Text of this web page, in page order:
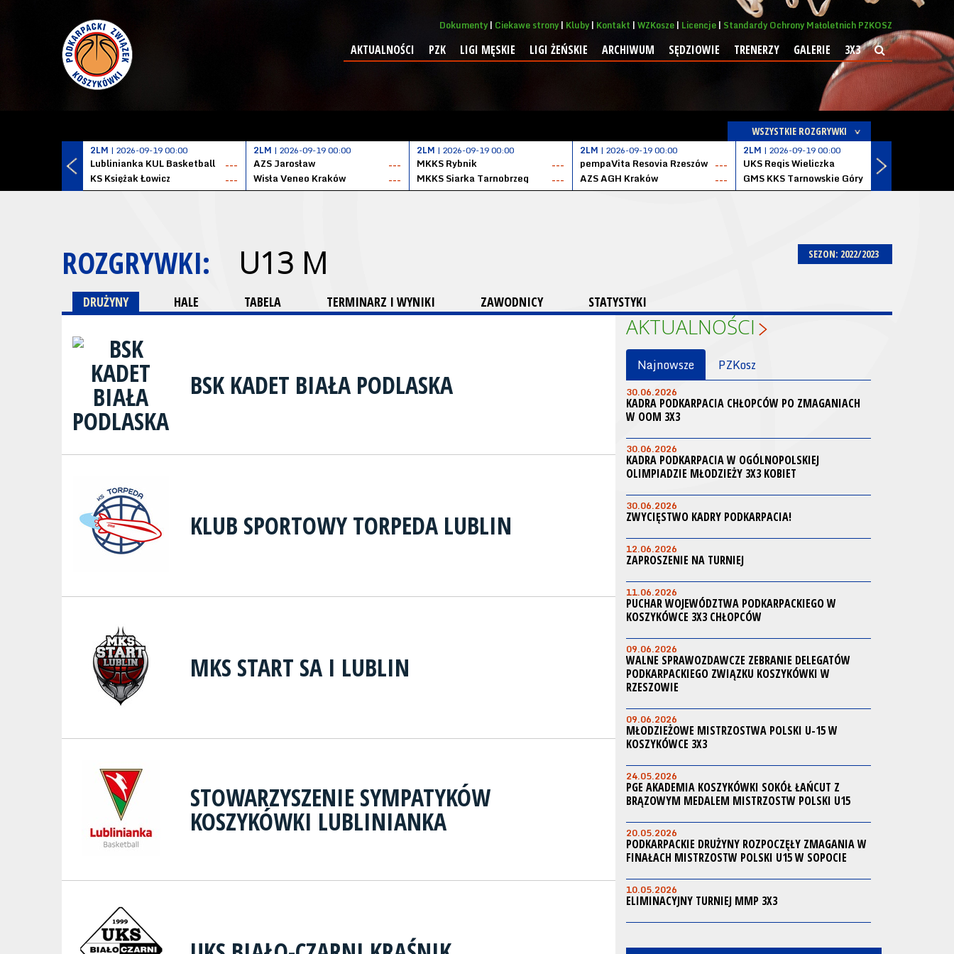
Dokumenty Ciekawe strony Kluby Kontakt WZKosze Licencje Standardy Ochrony Małoletnich PZKOSZ
AKTUALNOŚCI PZK LIGI MĘSKIE LIGI ŻEŃSKIE ARCHIWUM SĘDZIOWIE TRENERZY GALERIE 3X3
WSZYSTKIE ROZGRYWKI
2LM | 2026-09-19 00:00
Lublinianka KUL Basketball
---
KS Księżak Łowicz
---
2LM | 2026-09-19 00:00
AZS Jarosław
---
Wisła Veneo Kraków
---
2LM | 2026-09-19 00:00
MKKS Rybnik
---
MKKS Siarka Tarnobrzeg
---
2LM | 2026-09-19 00:00
pempaVita Resovia Rzeszów ---
AZS AGH Kraków
---
2LM | 2026-09-19 00:00
UKS Regis Wieliczka
---
GMS KKS Tarnowskie Góry
SEZON: 2022/2023
ROZGRYWKI: U13 M
DRUŻYNY HALE TABELA TERMINARZ I WYNIKI ZAWODNICY STATYSTYKI
BSK KADET BIAŁA PODLASKA
KLUB SPORTOWY TORPEDA LUBLIN
MKS START SA I LUBLIN
STOWARZYSZENIE SYMPATYKÓW
KOSZYKÓWKI LUBLINIANKA
AKTUALNOŚCI
Najnowsze PZKosz
30.06.2026
KADRA PODKARPACIA CHŁOPCÓW PO ZMAGANIACH
W OOM 3X3
30.06.2026
KADRA PODKARPACIA W OGÓLNOPOLSKIEJ
OLIMPIADZIE MŁODZIEŻY 3X3 KOBIET
30.06.2026
ZWYCIĘSTWO KADRY PODKARPACIA!
12.06.2026
ZAPROSZENIE NA TURNIEJ
11.06.2026
PUCHAR WOJEWÓDZTWA PODKARPACKIEGO W
KOSZYKÓWCE 3X3 CHŁOPCÓW
09.06.2026
WALNE SPRAWOZDAWCZE ZEBRANIE DELEGATÓW
PODKARPACKIEGO ZWIĄZKU KOSZYKÓWKI W
RZESZOWIE
09.06.2026
MŁODZIEŻOWE MISTRZOSTWA POLSKI U-15 W
KOSZYKÓWCE 3X3
24.05.2026
PGE AKADEMIA KOSZYKÓWKI SOKÓŁ ŁAŃCUT Z
BRĄZOWYM MEDALEM MISTRZOSTW POLSKI U15
20.05.2026
PODKARPACKIE DRUŻYNY ROZPOCZĘŁY ZMAGANIA W
FINAŁACH MISTRZOSTW POLSKI U15 W SOPOCIE
10.05.2026
ELIMINACYJNY TURNIEJ MMP 3X3